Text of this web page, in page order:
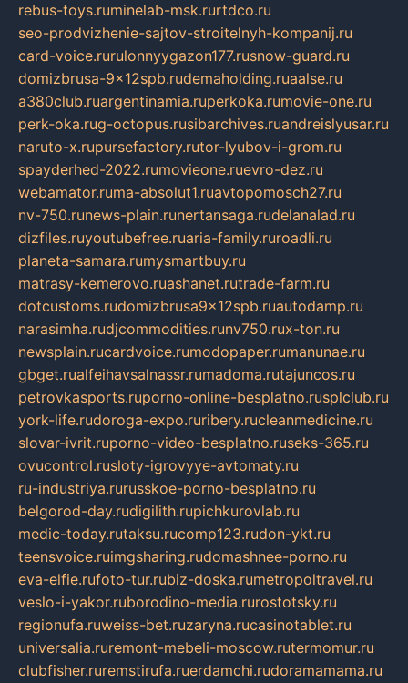
rebus-toys.ruminelab-msk.rurtdco.ru
seo-prodvizhenie-sajtov-stroitelnyh-kompanij.ru
card-voice.rurulonnyygazon177.rusnow-guard.ru
domizbrusa-9x12spb.rudemaholding.ruaalse.ru
a380club.ruargentinamia.ruperkoka.rumovie-one.ru
perk-oka.rug-octopus.rusibarchives.ruandreislyusar.ru
naruto-x.rupursefactory.rutor-lyubov-i-grom.ru
spayderhed-2022.rumovieone.ruevro-dez.ru
webamator.ruma-absolut1.ruavtopomosch27.ru
nv-750.runews-plain.runertansaga.rudelanalad.ru
dizfiles.ruyoutubefree.ruaria-family.ruroadli.ru
planeta-samara.rumysmartbuy.ru
matrasy-kemerovo.ruashanet.rutrade-farm.ru
dotcustoms.rudomizbrusa9x12spb.ruautodamp.ru
narasimha.rudjcommodities.runv750.rux-ton.ru
newsplain.rucardvoice.rumodopaper.rumanunae.ru
gbget.rualfeihavsalnassr.rumadoma.rutajuncos.ru
petrovkasports.ruporno-online-besplatno.rusplclub.ru
york-life.rudoroga-expo.ruribery.rucleanmedicine.ru
slovar-ivrit.ruporno-video-besplatno.ruseks-365.ru
ovucontrol.rusloty-igrovyye-avtomaty.ru
ru-industriya.rurusskoe-porno-besplatno.ru
belgorod-day.rudigilith.rupichkurovlab.ru
medic-today.rutaksu.rucomp123.rudon-ykt.ru
teensvoice.ruimgsharing.rudomashnee-porno.ru
eva-elfie.rufoto-tur.rubiz-doska.rumetropoltravel.ru
veslo-i-yakor.ruborodino-media.rurostotsky.ru
regionufa.ruweiss-bet.ruzaryna.rucasinotablet.ru
universalia.ruremont-mebeli-moscow.rutermomur.ru
clubfisher.ruremstirufa.ruerdamchi.rudoramamama.ru